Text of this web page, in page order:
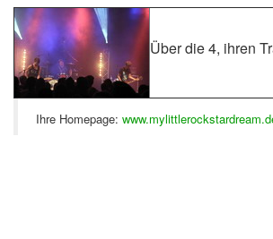
Über die 4, ihren
Ihre Homepage: